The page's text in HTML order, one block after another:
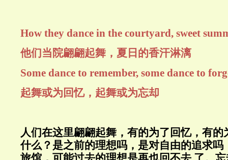
How they dance in the courtyard, sweet
他们当院翩翩起舞，夏日的香汗淋漓
Some dance to remember, some dance to
起舞或为回忆，起舞或为忘却
人们在这里翩翩起舞，有的为了回忆，有
什么？是之前的理想吗，是对自由的追求吗